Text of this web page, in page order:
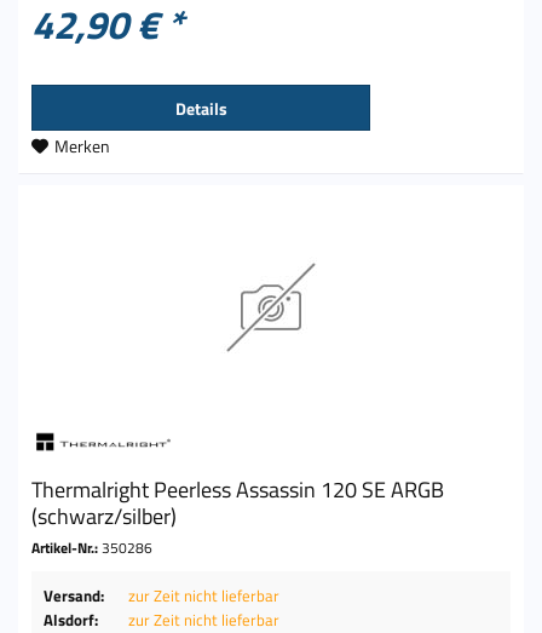
42,90 € *
Details
Merken
Thermalright Peerless Assassin 120 SE ARGB
(schwarz/silber)
Artikel-Nr.:350286
Versand:
zur Zeit nicht lieferbar
Alsdorf:
zur Zeit nicht lieferbar